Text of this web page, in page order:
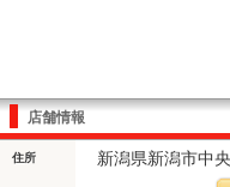
店舗情報
住所 新潟県新潟市中